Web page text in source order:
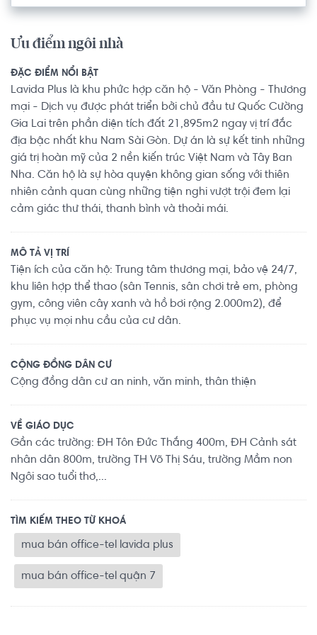
Ưu điểm ngôi nhà
ĐẶC ĐIỂM NỔI BẬT
Lavida Plus là khu phức hợp căn hộ - Văn Phòng - Thương
mại - Dịch vụ được phát triển bởi chủ đầu tư Quốc Cường
Gia Lai trên phần diện tích đất 21,895m2 ngay vị trí đắc
địa bậc nhất khu Nam Sài Gòn. Dự án là sự kết tinh những
giá trị hoàn mỹ của 2 nền kiến trúc Việt Nam và Tây Ban
Nha. Căn hộ là sự hòa quyện không gian sống với thiên
nhiên cảnh quan cùng những tiện nghi vượt trội đem lại
cảm giác thư thái, thanh bình và thoải mái.
MÔ TẢ VỊ TRÍ
Tiện ích của căn hộ: Trung tâm thương mại, bảo vệ 24/7,
khu liên hợp thể thao (sân Tennis, sân chơi trẻ em, phòng
gym, công viên cây xanh và hồ bơi rộng 2.000m2), để
phục vụ mọi nhu cầu của cư dân.
CỘNG ĐỒNG DÂN CƯ
Cộng đồng dân cư an ninh, văn minh, thân thiện
VỀ GIÁO DỤC
Gần các trường: ĐH Tôn Đức Thắng 400m, ĐH Cảnh sát
nhân dân 800m, trường TH Võ Thị Sáu, trường Mầm non
Ngôi sao tuổi thơ,...
TÌM KIẾM THEO TỪ KHOÁ
mua bán office-tel lavida plus
mua bán office-tel quận 7